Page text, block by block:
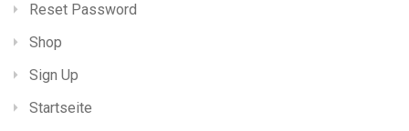
Reset Password
Shop
Sign Up
Startseite